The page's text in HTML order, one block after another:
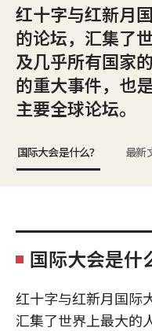
红十字与红新月
的论坛，汇集了
及几乎所有国家
的重大事件，也
主要全球论坛。
国际大会是什么？ 最新
国际大会是什
红十字与红新月国际
汇集了世界上最大的